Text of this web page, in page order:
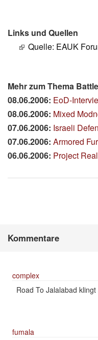
Links und Quellen
Quelle: EAUK
Mehr zum Thema
08.06.2006: EoD-
08.06.2006: Mixed
07.06.2006: Israeli
07.06.2006: Armored
06.06.2006: Project
Kommentare
complex
Road To Jalalabad
fumala